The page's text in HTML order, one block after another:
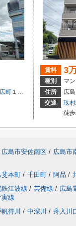
町 １丁目3-18
賃料 3
種別
マ
住所
広
交通
玖
徒
広島市安佐南区 / 広島市
斐本町 / 千田町 / 阿品 /
鉄江波線 / 芸備線 / 広島
線
待川 / 中深川 / 舟入川